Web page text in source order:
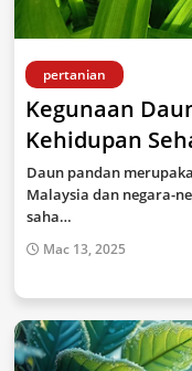
pertanian
Kegunaan
Kehidupan
Daun pandan
Malaysia dan negara-
saha…
Mac 13, 2025